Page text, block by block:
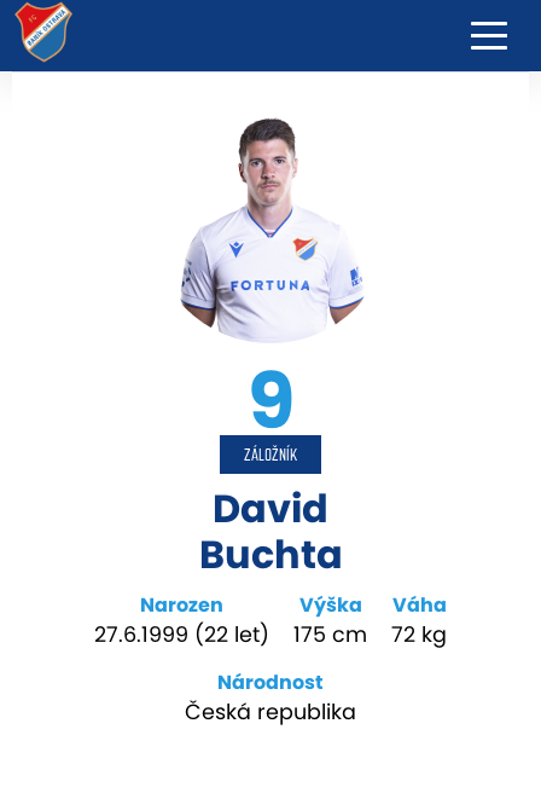
9
ZÁLOŽNÍK
David
Buchta
Narozen
27.6.1999 (22 let)
Výška
175 cm
Váha
72 kg
Národnost
Česká republika